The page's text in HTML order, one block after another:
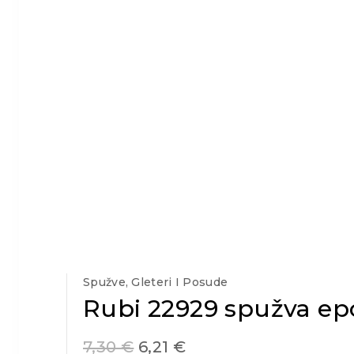
Spužve, Gleteri I Posude
Rubi 22929 spužva
7,30€ 6,21 €